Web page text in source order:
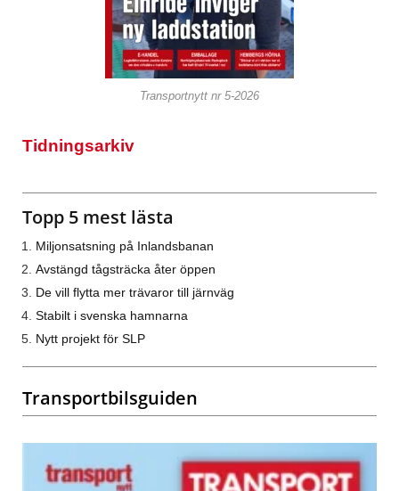
Transportnytt nr 5-2026
Tidningsarkiv
Topp 5 mest lästa
Miljonsatsning på Inlandsbanan
Avstängd tågsträcka åter öppen
De vill flytta mer trävaror till järnväg
Stabilt i svenska hamnarna
Nytt projekt för SLP
Transportbilsguiden